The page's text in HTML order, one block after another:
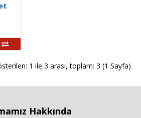
1 ile 3 arası, toplam: 3 (1 Sayfa)
Hakkında